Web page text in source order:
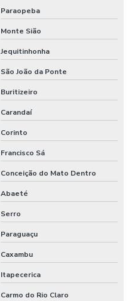
Paraopeba
Monte Sião
Jequitinhonha
São João da Ponte
Buritizeiro
Carandaí
Corinto
Francisco Sá
Conceição do Mato Dentro
Abaeté
Serro
Paraguaçu
Caxambu
Itapecerica
Carmo do Rio Claro